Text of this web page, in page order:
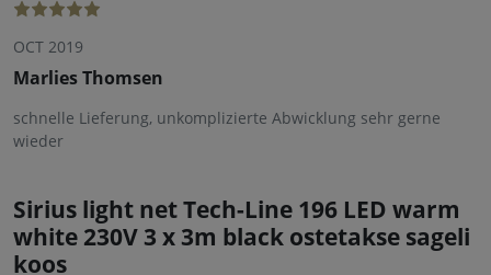
OCT 2019
Marlies Thomsen
schnelle Lieferung, unkomplizierte Abwicklung sehr gerne
wieder
Sirius light net Tech-Line 196 LED warm
white 230V 3 x 3m black ostetakse sageli
koos